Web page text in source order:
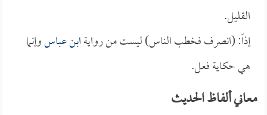
القليل.
إذاً: (انصرف فخطب الناس) ليست من روايةابن عباسوإنما
هي حكاية فعل.
معاني ألفاظ الحديث